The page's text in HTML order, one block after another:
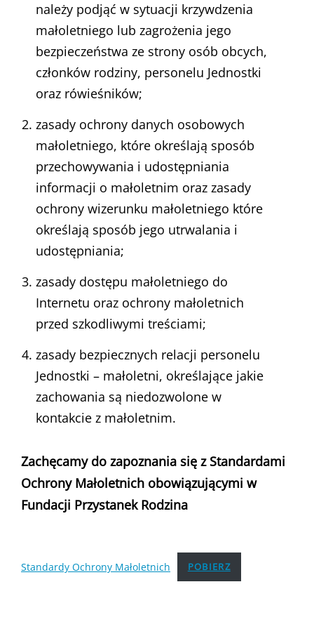
należy podjąć w sytuacji krzywdzenia
małoletniego lub zagrożenia jego
bezpieczeństwa ze strony osób obcych,
członków rodziny, personelu Jednostki
oraz rówieśników;
zasady ochrony danych osobowych
małoletniego, które określają sposób
przechowywania i udostępniania
informacji o małoletnim oraz zasady
ochrony wizerunku małoletniego które
określają sposób jego utrwalania i
udostępniania;
zasady dostępu małoletniego do
Internetu oraz ochrony małoletnich
przed szkodliwymi treściami;
zasady bezpiecznych relacji personelu
Jednostki – małoletni, określające jakie
zachowania są niedozwolone w
kontakcie z małoletnim.
Zachęcamy do zapoznania się z Standardami
Ochrony Małoletnich obowiązującymi w
Fundacji Przystanek Rodzina
Standardy Ochrony Małoletnich POBIERZ